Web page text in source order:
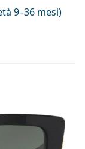
9–36 mesi)